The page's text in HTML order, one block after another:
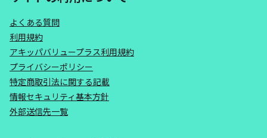
よくある質問
利用規約
アキッパバリュープラス利用規約
プライバシーポリシー
特定商取引法に関する記載
情報セキュリティ基本方針
外部送信先一覧